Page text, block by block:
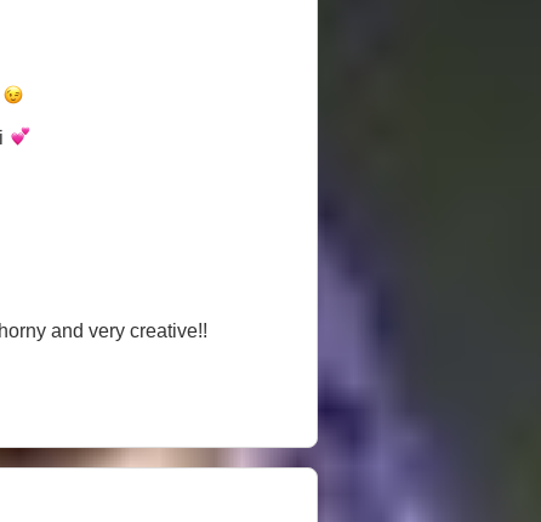
and very creative!!